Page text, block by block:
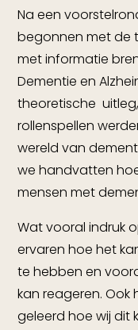
Na een
begonnen met de
met informatie
Dementie en
theoretische
rollenspellen
wereld van
we handvatten
mensen met
Wat vooral indruk
ervaren hoe het
te hebben en
kan reageren. Ook
geleerd hoe wij dit